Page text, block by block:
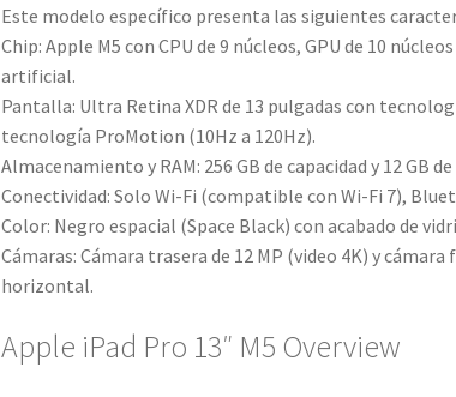
Este modelo específico presenta las siguientes
Chip: Apple M5 con CPU de 9 núcleos, GPU de 10
artificial.
Pantalla: Ultra Retina XDR de 13 pulgadas con
tecnología ProMotion (10Hz a 120Hz).
Almacenamiento y RAM: 256 GB de capacidad y 12 GB
Conectividad: Solo Wi-Fi (compatible con Wi-Fi 7),
Color: Negro espacial (Space Black) con acabado de
Cámaras: Cámara trasera de 12 MP (video 4K) y
horizontal.
Apple iPad Pro 13″ M5 Overview